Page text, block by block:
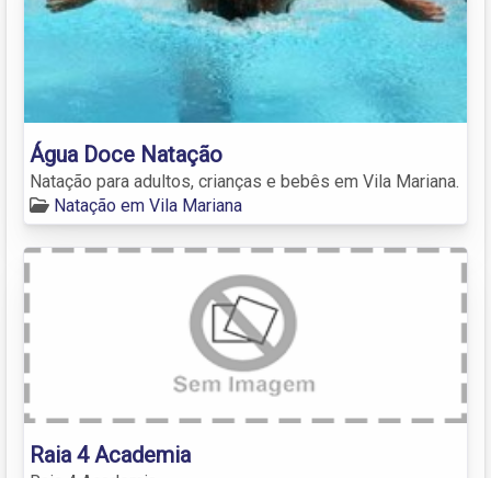
Água Doce Natação
Natação para adultos, crianças e bebês em Vila Mariana.
Natação em Vila Mariana
Raia 4 Academia